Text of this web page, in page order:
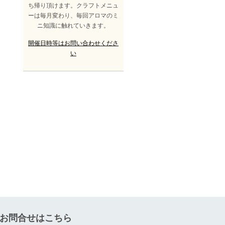
ち帰り頂けます。クラフトメニュ
ーは毎月変わり、毎回アロマのミ
ニ知識に触れていきます。
開催日時等はお問い合わせくださ
い
問合せはこちら